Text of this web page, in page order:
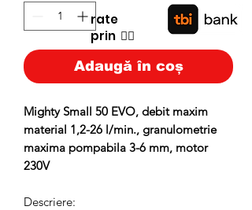
Adaugă în coș
Mighty Small 50 EVO, debit maxim
material 1,2-26 l/min., granulometrie
maxima pompabila 3-6 mm, motor
230V
Descriere:
rate
prin 👉🏿